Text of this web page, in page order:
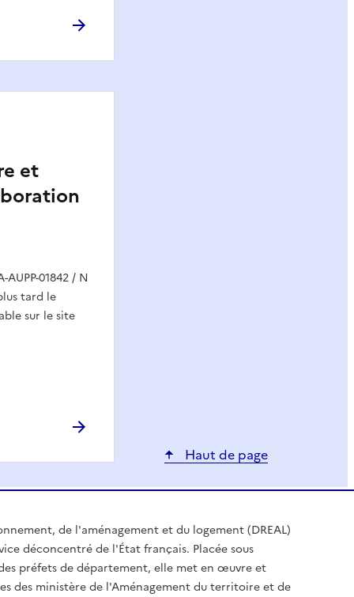
et
AUPP-01842 / N
tard le
sur le site
Haut de page
de l'aménagement et du logement (DREAL)
déconcentré de l'État français. Placée sous
préfets de département, elle met en œuvre et
des ministère de l'Aménagement du territoire et de